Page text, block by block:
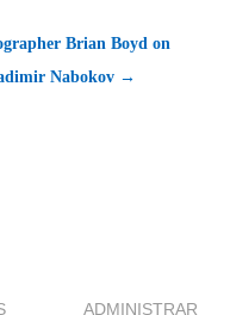
Brian Boyd on
Nabokov →
ADMINISTRAR